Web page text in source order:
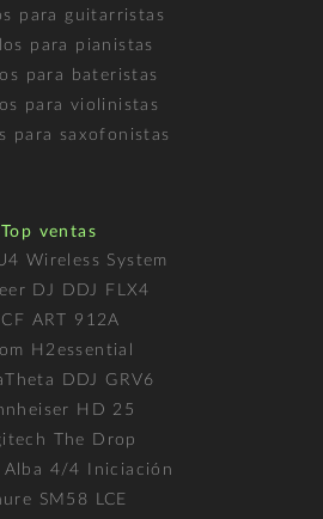
para guitarristas
para pianistas
para bateristas
para violinistas
para saxofonistas
Top ventas
Wireless System
DJ DDJ FLX4
ART 912A
H2essential
DDJ GRV6
HD 25
The Drop
Alba 4/4 Iniciación
SM58 LCE